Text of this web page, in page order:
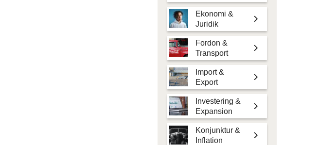
Ekonomi &
Juridik
Fordon &
Transport
Import &
Export
Investering &
Expansion
Konjunktur &
Inflation